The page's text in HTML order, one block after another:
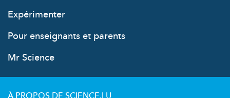
Expérimenter
Pour enseignants et parents
Mr Science